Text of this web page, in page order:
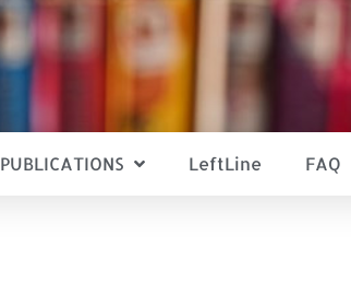
PUBLICATIONS LeftLine FAQ